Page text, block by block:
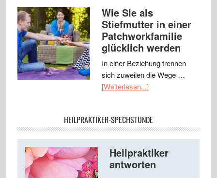
Wie Sie als
Stiefmutter in einer
Patchworkfamilie
glücklich werden
In einer Beziehung trennen
sich zuweilen die Wege …
[Weiterlesen...]
HEILPRAKTIKER-SPECHSTUNDE
Heilpraktiker
antworten